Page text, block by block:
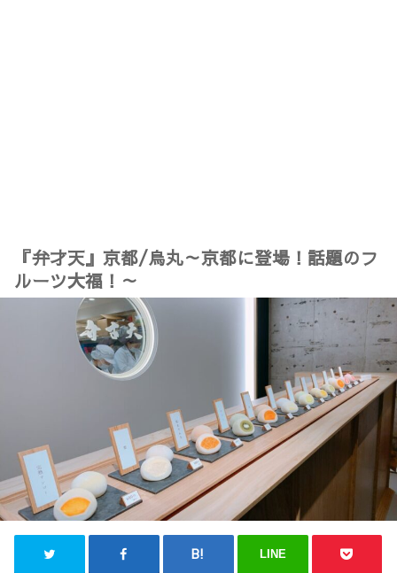
『弁才天』京都/烏丸～京都に登場！話題のフ
ルーツ大福！～
LINE